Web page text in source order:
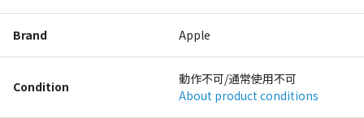
Brand Apple
Condition
動作不可/通常使用不可
About product conditions